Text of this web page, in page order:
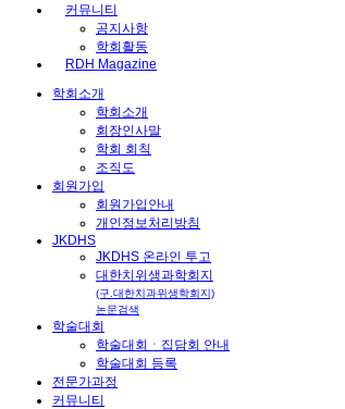
커뮤니티
공지사항
학회활동
RDH Magazine
학회소개
학회소개
회장인사말
학회 회칙
조직도
회원가입
회원가입안내
개인정보처리방침
JKDHS
JKDHS 온라인 투고
대한치위생과학회지
(구.대한치과위생학회지)
논문검색
학술대회
학술대회ㆍ집담회 안내
학술대회 등록
전문가과정
커뮤니티